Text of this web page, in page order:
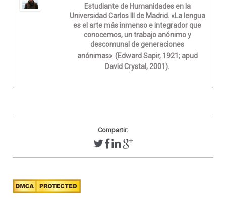
Estudiante de Humanidades en la
Universidad Carlos III de Madrid. «La lengua
es el arte más inmenso e integrador que
conocemos, un trabajo anónimo y
descomunal de generaciones
anónimas» (Edward Sapir, 1921; apud
David Crystal, 2001).
Compartir: